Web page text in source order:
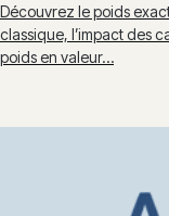
Découvrez le poids
classique, l’impact des
poids en valeur…